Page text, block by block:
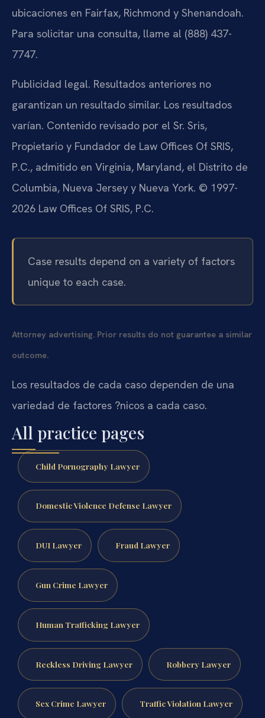
ubicaciones en Fairfax, Richmond y Shenandoah.
Para solicitar una consulta, llame al (888) 437-
7747.
Publicidad legal. Resultados anteriores no
garantizan un resultado similar. Los resultados
varían. Contenido revisado por el Sr. Sris,
Propietario y Fundador de Law Offices Of SRIS,
P.C., admitido en Virginia, Maryland, el Distrito de
Columbia, Nueva Jersey y Nueva York. © 1997-
2026 Law Offices Of SRIS, P.C.
Case results depend on a variety of factors
unique to each case.
Attorney advertising. Prior results do not guarantee a similar
outcome.
Los resultados de cada caso dependen de una
variedad de factores ?nicos a cada caso.
All practice pages
Child Pornography Lawyer
Domestic Violence Defense Lawyer
DUI Lawyer Fraud Lawyer
Gun Crime Lawyer
Human Trafficking Lawyer
Reckless Driving Lawyer Robbery Lawyer
Sex Crime Lawyer Traffic Violation Lawyer